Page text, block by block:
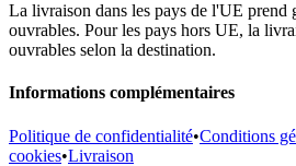
La livraison dans les pays de l'UE prend
ouvrables. Pour les pays hors UE, la
ouvrables selon la destination.
Informations complémentaires
Politique de confidentialité•Conditions
cookies•Livraison